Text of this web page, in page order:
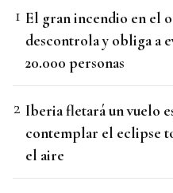
El gran incendio en el
descontrola y obliga a
20.000 personas
Iberia fletará un vuelo
contemplar el eclipse
el aire